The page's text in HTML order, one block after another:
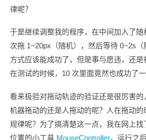
律呢？
于是继续调整我的程序，在中间加入了
次拖 1~20px（随机），然后等待 0~2s
方式应该能成功了，但是事与愿违，还是
在测试的时候，10 次里面竟然也成功了一
看来极验对拖动轨迹的验证还是很厉害
机器拖动的还是人拖动的呢？人在拖动
规律呢？为了搞清楚这一点，我在网上
位置的小工具 MouseController，运行之